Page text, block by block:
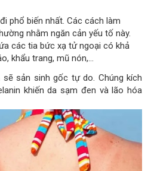
phổ biến nhất. Các cách làm
nhằm ngăn cản yếu tố này.
các tia bức xạ tử ngoại có khả
khẩu trang, mũ nón,…
sản sinh gốc tự do. Chúng kích
khiến da sạm đen và lão hóa